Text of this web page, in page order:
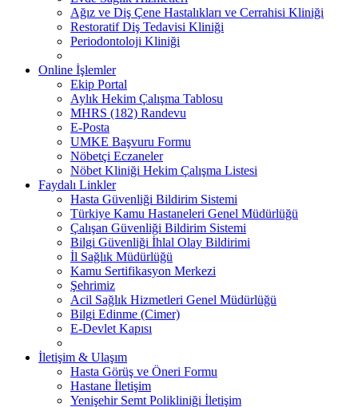
Ağız ve Diş Çene Hastalıkları ve Cerrahisi Kliniği
Restoratif Diş Tedavisi Kliniği
Periodontoloji Kliniği
Online İşlemler
Ekip Portal
Aylık Hekim Çalışma Tablosu
MHRS (182) Randevu
E-Posta
UMKE Başvuru Formu
Nöbetçi Eczaneler
Nöbet Kliniği Hekim Çalışma Listesi
Faydalı Linkler
Hasta Güvenliği Bildirim Sistemi
Türkiye Kamu Hastaneleri Genel Müdürlüğü
Çalışan Güvenliği Bildirim Sistemi
Bilgi Güvenliği İhlal Olay Bildirimi
İl Sağlık Müdürlüğü
Kamu Sertifikasyon Merkezi
Şehrimiz
Acil Sağlık Hizmetleri Genel Müdürlüğü
Bilgi Edinme (Cimer)
E-Devlet Kapısı
İletişim & Ulaşım
Hasta Görüş ve Öneri Formu
Hastane İletişim
Yenişehir Semt Polikliniği İletişim